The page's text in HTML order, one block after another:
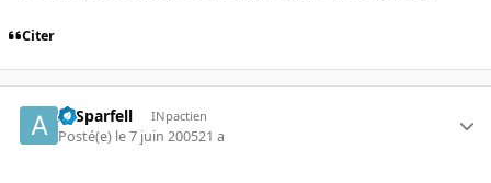
Citer
ArSparfell INpactien
Posté(e) le 7 juin 200521 a